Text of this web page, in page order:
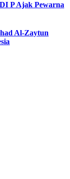
P Ajak Pewarna
Al-Zaytun